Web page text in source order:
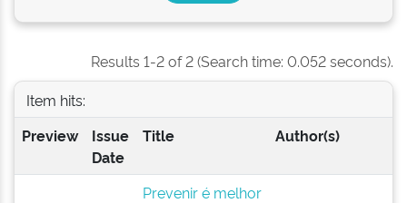
Results 1-2 of 2 (Search time: 0.052 seconds).
Item hits:
Preview
Issue
Date
Title Author(s)
Prevenir é melhor